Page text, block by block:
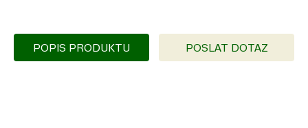
POPIS PRODUKTU POSLAT DOTAZ